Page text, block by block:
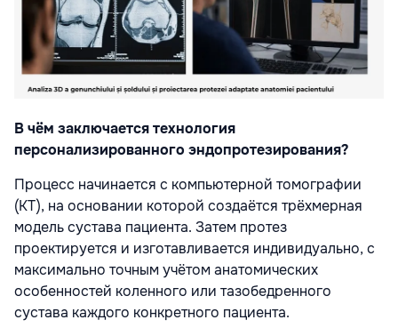
В чём заключается технология
персонализированного эндопротезирования?
Процесс начинается с компьютерной томографии
(КТ), на основании которой создаётся трёхмерная
модель сустава пациента. Затем протез
проектируется и изготавливается индивидуально, с
максимально точным учётом анатомических
особенностей коленного или тазобедренного
сустава каждого конкретного пациента.